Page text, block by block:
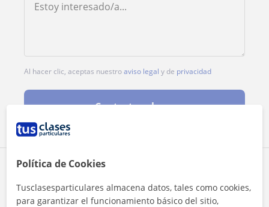
Comparte a este profesor
Al hacer clic, aceptas nuestroaviso legal y de privacidad
Contactar ahora
Política de Cookies
Tusclasesparticulares almacena datos, tales como cookies,
para garantizar el funcionamiento básico del sitio,